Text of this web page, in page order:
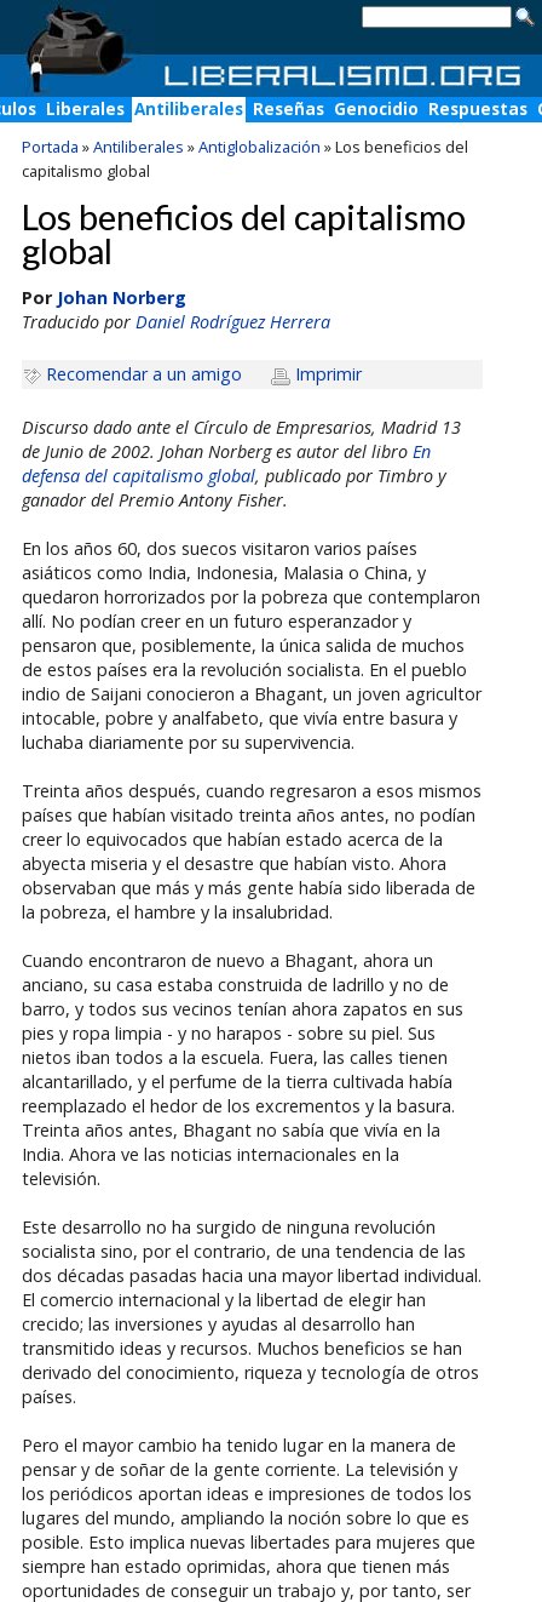
Liberales Antiliberales Reseñas Genocidio Respuestas
Portada »Antiliberales »Antiglobalización »Los beneficios del
capitalismo global
Los beneficios del capitalismo
global
Por Johan Norberg
Traducido por Daniel Rodríguez Herrera
Recomendar a un amigo Imprimir
Discurso dado ante el Círculo de Empresarios, Madrid 13
de Junio de 2002. Johan Norberg es autor del libro En
defensa del capitalismo global, publicado por Timbro y
ganador del Premio Antony Fisher.
En los años 60, dos suecos visitaron varios países
asiáticos como India, Indonesia, Malasia o China, y
quedaron horrorizados por la pobreza que contemplaron
allí. No podían creer en un futuro esperanzador y
pensaron que, posiblemente, la única salida de muchos
de estos países era la revolución socialista. En el pueblo
indio de Saijani conocieron a Bhagant, un joven agricultor
intocable, pobre y analfabeto, que vivía entre basura y
luchaba diariamente por su supervivencia.
Treinta años después, cuando regresaron a esos mismos
países que habían visitado treinta años antes, no podían
creer lo equivocados que habían estado acerca de la
abyecta miseria y el desastre que habían visto. Ahora
observaban que más y más gente había sido liberada de
la pobreza, el hambre y la insalubridad.
Cuando encontraron de nuevo a Bhagant, ahora un
anciano, su casa estaba construida de ladrillo y no de
barro, y todos sus vecinos tenían ahora zapatos en sus
pies y ropa limpia - y no harapos - sobre su piel. Sus
nietos iban todos a la escuela. Fuera, las calles tienen
alcantarillado, y el perfume de la tierra cultivada había
reemplazado el hedor de los excrementos y la basura.
Treinta años antes, Bhagant no sabía que vivía en la
India. Ahora ve las noticias internacionales en la
televisión.
Este desarrollo no ha surgido de ninguna revolución
socialista sino, por el contrario, de una tendencia de las
dos décadas pasadas hacia una mayor libertad individual.
El comercio internacional y la libertad de elegir han
crecido; las inversiones y ayudas al desarrollo han
transmitido ideas y recursos. Muchos beneficios se han
derivado del conocimiento, riqueza y tecnología de otros
países.
Pero el mayor cambio ha tenido lugar en la manera de
pensar y de soñar de la gente corriente. La televisión y
los periódicos aportan ideas e impresiones de todos los
lugares del mundo, ampliando la noción sobre lo que es
posible. Esto implica nuevas libertades para mujeres que
siempre han estado oprimidas, ahora que tienen más
oportunidades de conseguir un trabajo y, por tanto, ser